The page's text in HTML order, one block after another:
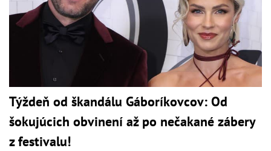
Týždeň od škandálu Gáboríkovcov: Od
šokujúcich obvinení až po nečakané zábery
z festivalu!